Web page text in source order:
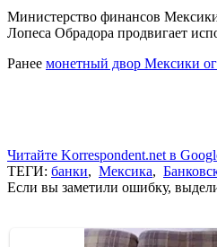
Министерство финансов Мексики
Лопеса Обрадора продвигает
Ранее монетный двор Мексики
Читайте Korrespondent.net в
ТЕГИ: банки, Мексика,
Если вы заметили ошибку,